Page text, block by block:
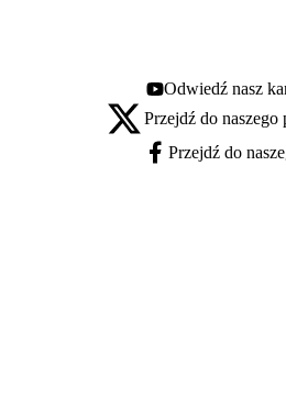
Youtube - otwiera się w
Odwiedź nasz
X - otwiera się w nowej karcie
Przejdź do
Facebook - otwiera się w
Przejdź do